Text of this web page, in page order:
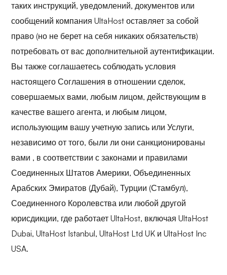
таких инструкций, уведомлений, документов или
сообщений компания UltaHost оставляет за собой
право (но не берет на себя никаких обязательств)
потребовать от вас дополнительной аутентификации.
Вы также соглашаетесь соблюдать условия
настоящего Соглашения в отношении сделок,
совершаемых вами, любым лицом, действующим в
качестве вашего агента, и любым лицом,
использующим вашу учетную запись или Услуги,
независимо от того, были ли они санкционированы
вами , в соответствии с законами и правилами
Соединенных Штатов Америки, Объединенных
Арабских Эмиратов (Дубай), Турции (Стамбул),
Соединенного Королевства или любой другой
юрисдикции, где работает UltaHost, включая UltaHost
Dubai, UltaHost Istanbul, UltaHost Ltd UK и UltaHost Inc
USA.